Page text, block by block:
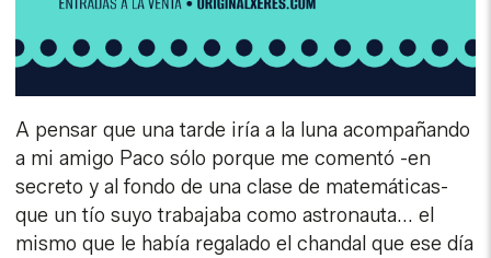
A pensar que una tarde iría a la luna acompañando
a mi amigo Paco sólo porque me comentó -en
secreto y al fondo de una clase de matemáticas-
que un tío suyo trabajaba como astronauta... el
mismo que le había regalado el chandal que ese día